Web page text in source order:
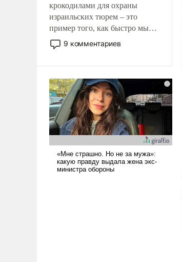
крокодилами для охраны
израильских тюрем – это
пример того, как быстро мы
двигаемся по пути
революционных изменений.
псевдонаучной фантастики,
стало всерьез обсуждаемой
идеей.
9 комментариев